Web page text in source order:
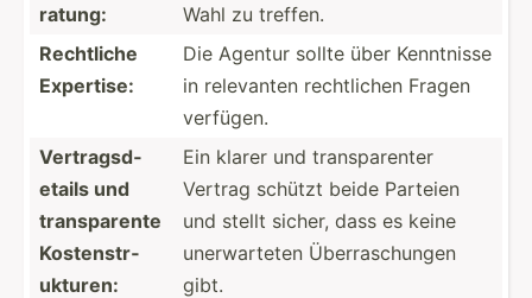
ratung:
Wahl zu treffen.
Rechtliche
Expertise:
Die Agentur sollte über Kenntnisse
in relevanten rechtl­ichen Fragen
verfügen.
Vertra­gsd­
etails und
transp­arente
Kosten­str­
ukt­uren:
Ein klarer und transp­arenter
Vertrag schützt beide Parteien
und stellt sicher, dass es keine
unerwa­rteten Überra­sch­ungen
gibt.